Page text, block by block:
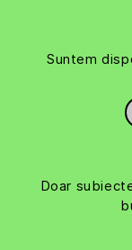
Suntem
Doar